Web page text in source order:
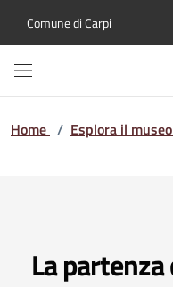
Comune di Carpi
Home / Esplora il museo
La